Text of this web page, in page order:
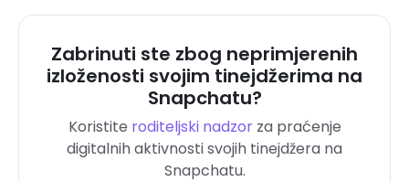
Zabrinuti ste zbog neprimjerenih
izloženosti svojim tinejdžerima na
Snapchatu?
Koristite roditeljski nadzorza praćenje
digitalnih aktivnosti svojih tinejdžera na
Snapchatu.